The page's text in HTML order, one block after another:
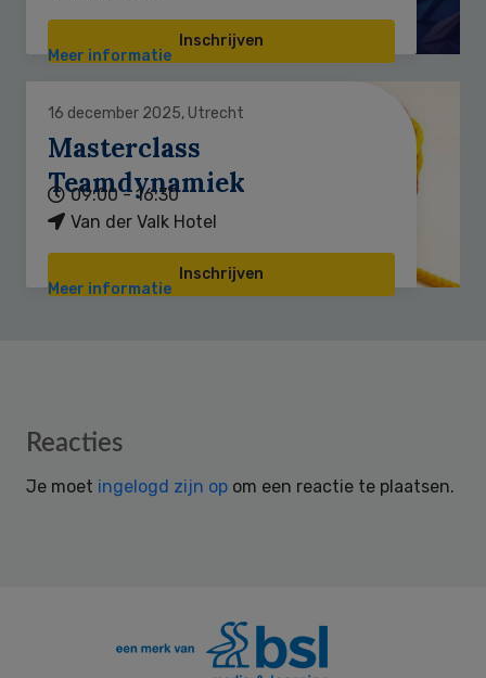
Inschrijven
Meer informatie
16 december 2025, Utrecht
Masterclass
Teamdynamiek
09:00 - 16:30
Van der Valk Hotel
Inschrijven
Meer informatie
Reader
Reacties
Je moet ingelogd zijn op om een reactie te plaatsen.